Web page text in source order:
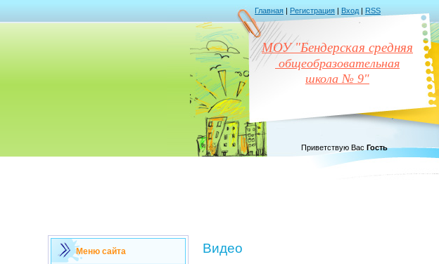
Главная | Регистрация | Вход | RSS
МОУ "Бендерская средняя
общеобразовательная
школа № 9"
Приветствую Вас Гость
Меню сайта Видео